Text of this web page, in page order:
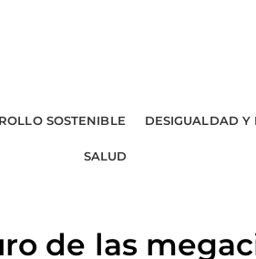
SOSTENIBLE DESIGUALDAD Y
SALUD
de las